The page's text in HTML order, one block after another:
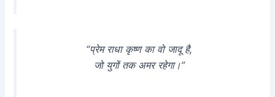
“प्रेम राधा कृष्ण का वो जादू है,
जो युगों तक अमर रहेगा।”